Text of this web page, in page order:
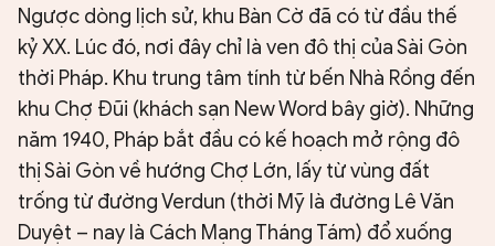
Ngược dòng lịch sử, khu Bàn Cờ đã có từ đầu thế
kỷ XX. Lúc đó, nơi đây chỉ là ven đô thị của Sài Gòn
thời Pháp. Khu trung tâm tính từ bến Nhà Rồng đến
khu Chợ Đũi (khách sạn New Word bây giờ). Những
năm 1940, Pháp bắt đầu có kế hoạch mở rộng đô
thị Sài Gòn về hướng Chợ Lớn, lấy từ vùng đất
trống từ đường Verdun (thời Mỹ là đường Lê Văn
Duyệt – nay là Cách Mạng Tháng Tám) đổ xuống